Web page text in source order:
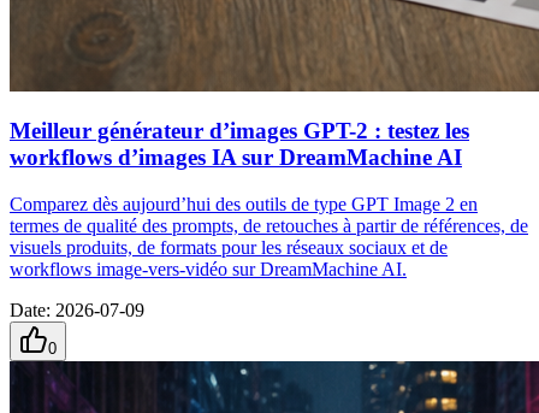
Meilleur générateur d’images GPT-2 : testez les
workflows d’images IA sur DreamMachine AI
Comparez dès aujourd’hui des outils de type GPT Image 2 en
termes de qualité des prompts, de retouches à partir de références, de
visuels produits, de formats pour les réseaux sociaux et de
workflows image-vers-vidéo sur DreamMachine AI.
Date: 2026-07-09
0